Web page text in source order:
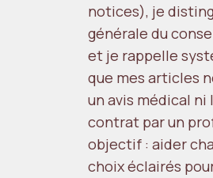
notices), je
générale du
et je rappelle
que mes articles
un avis médical ni
contrat par un
objectif : aider
choix éclairés